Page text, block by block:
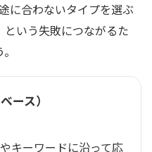
に合わないタイプを選ぶ
いう失敗につながるた
ース）
キーワードに沿って応